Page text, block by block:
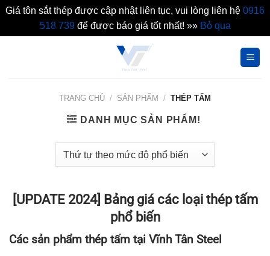
Giá tôn sắt thép được cập nhật liên tục, vui lòng liên hệ 0916
518 739 để được báo giá tốt nhất! »» Bỏ qua
TRANG CHỦ / SẢN PHẨM / THÉP TẤM
DANH MỤC SẢN PHẨM!
[UPDATE 2024] Bảng giá các loại thép tấm
phổ biến
Các sản phẩm thép tấm tại Vĩnh Tân Steel